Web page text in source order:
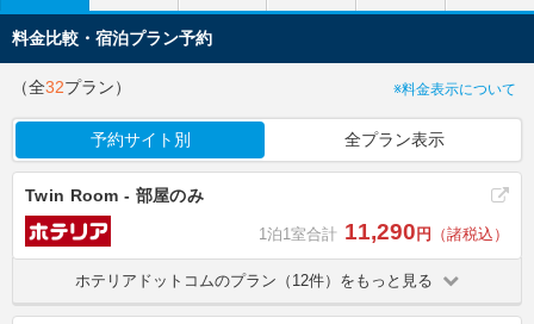
料金比較・宿泊プラン予約
（全32プラン） ※料金表示について
予約サイト別 全プラン表示
Twin Room - 部屋のみ
1泊1室合計 11,290円 （諸税込）
ホテリアドットコムのプラン（12件）をもっと見る